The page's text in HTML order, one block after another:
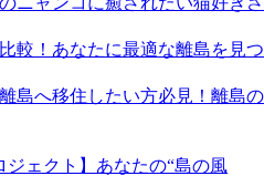
較！あなたに最適な離島を見つ
島へ移住したい方必見！離島の
ジェクト】あなたの“島の風